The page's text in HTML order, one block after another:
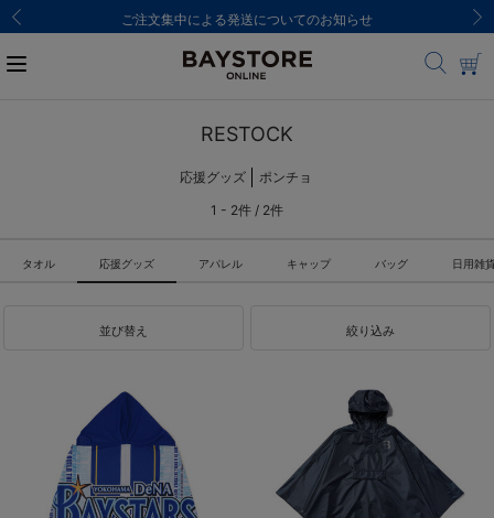
ご注文集中による発送についてのお知らせ
RESTOCK
応援グッズ
ポンチョ
1 - 2件 / 2件
タオル 応援グッズ アパレル キャップ バッグ 日用雑
並び替え 絞り込み